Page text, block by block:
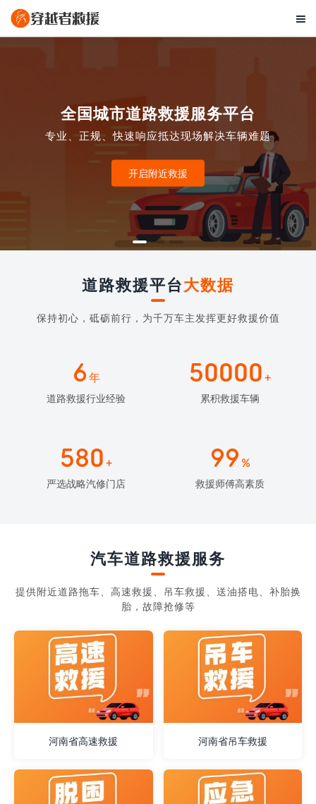

全国城市道路救援服务平台
专业、正规、快速响应抵达现场解决车辆难题
开启附近救援
道路救援平台大数据
保持初心，砥砺前行，为千万车主发挥更好救援价值
6年
道路救援行业经验
50000 +
累积救援车辆
580 +
严选战略汽修门店
99 %
救援师傅高素质
汽车道路救援服务
提供附近道路拖车、高速救援、吊车救援、送油搭电、补胎换
胎，故障抢修等
河南省高速救援 河南省吊车救援